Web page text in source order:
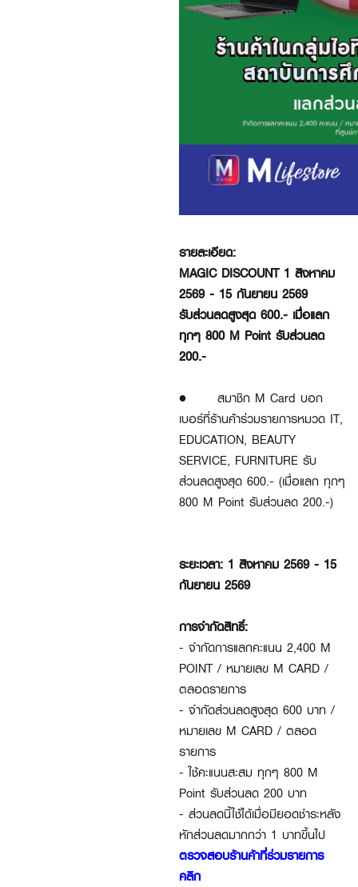
รายละเอียด:
MAGIC DISCOUNT 1 สิงหาคม
2569 - 15 กันยายน 2569
รับส่วนลดสูงสุด 600.- เมื่อแลก
ทุกๆ 800 M Point รับส่วนลด
200.-
•
สมาชิก M Card บอก
เบอร์ที่ร้านค้าร่วมรายการหมวด IT,
EDUCATION, BEAUTY
SERVICE, FURNITURE รับ
ส่วนลดสูงสุด 600.- (เมื่อแลก ทุกๆ
800 M Point รับส่วนลด 200.-)
ระยะเวลา: 1 สิงหาคม 2569 - 15
กันยายน 2569
การจำกัดสิทธิ์:
- จำกัดการแลกคะแนน 2,400 M
POINT / หมายเลข M CARD /
ตลอดรายการ
- จำกัดส่วนลดสูงสุด 600 บาท /
หมายเลข M CARD / ตลอด
รายการ
- ใช้คะแนนสะสม ทุกๆ 800 M
Point รับส่วนลด 200 บาท
- ส่วนลดนี้ใช้ได้เมื่อมียอดชำระหลัง
หักส่วนลดมากกว่า 1 บาทขึ้นไป
ตรวจสอบร้านค้าที่ร่วมรายการ
คลิก